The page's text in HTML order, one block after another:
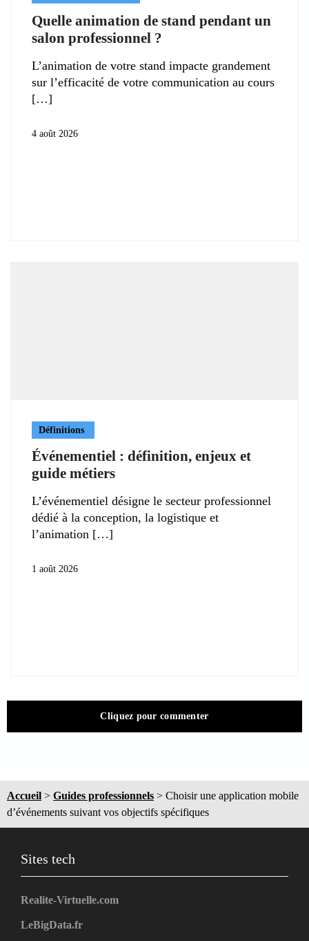
Quelle animation de stand pendant un
salon professionnel ?
L’animation de votre stand impacte grandement
sur l’efficacité de votre communication au cours
4 août 2026
Définitions
Événementiel : définition, enjeux et
guide métiers
L’événementiel désigne le secteur professionnel
dédié à la conception, la logistique et
l’animation
1 août 2026
Cliquez pour commenter
Accueil > Guides professionnels > Choisir une application mobile
d’événements suivant vos objectifs spécifiques
Sites tech
Realite-Virtuelle.com
LeBigData.fr